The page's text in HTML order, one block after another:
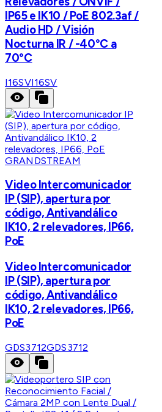
IP65 e IK10 / PoE 802.3af /
Audio HD / Visión
Nocturna IR / -40°C a
70°C
I16SVI16SV
GRANDSTREAM
Video Intercomunicador
IP (SIP), apertura por
código, Antivandálico
IK10, 2 relevadores, IP66,
PoE
Video Intercomunicador
IP (SIP), apertura por
código, Antivandálico
IK10, 2 relevadores, IP66,
PoE
GDS3712GDS3712